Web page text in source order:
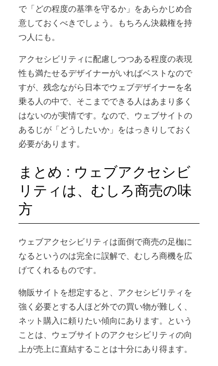
で「どの程度の基準を守るか」をあらかじめ合
意しておくべきでしょう。もちろん決裁権を持
つ人にも。
アクセシビリティに配慮しつつある程度の表現
性も満たせるデザイナーがいればベストなので
すが、残念ながら日本でウェブデザイナーを名
乗る人の中で、そこまでできる人はあまり多く
はないのが実情です。なので、ウェブサイトの
あるじが「どうしたいか」をはっきりしておく
必要があります。
まとめ : ウェブアクセシビ
リティは、むしろ商売の味
方
ウェブアクセシビリティは面倒で商売の足枷に
なるというのは完全に誤解で、むしろ商機を広
げてくれるものです。
物販サイトを想定すると、アクセシビリティを
強く必要とする人ほど外での買い物が難しく、
ネット購入に頼りたい傾向にあります。という
ことは、ウェブサイトのアクセシビリティの向
上が売上に直結することは十分にあり得ます。